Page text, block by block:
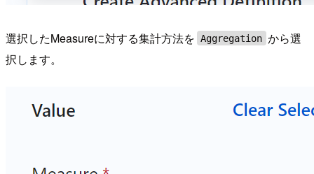
選択したMeasureに対する集計方法を Aggregation から選
択します。